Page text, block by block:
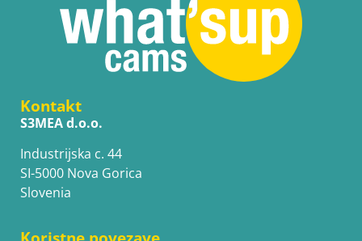
Kontakt
S3MEA d.o.o.
Industrijska c. 44
SI-5000 Nova Gorica
Slovenia